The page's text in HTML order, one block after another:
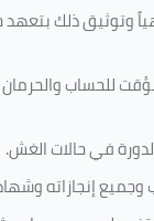
وتوثيق ذلك بتعهد
للحساب
الدورة في حالات الغش.
إنجازاته